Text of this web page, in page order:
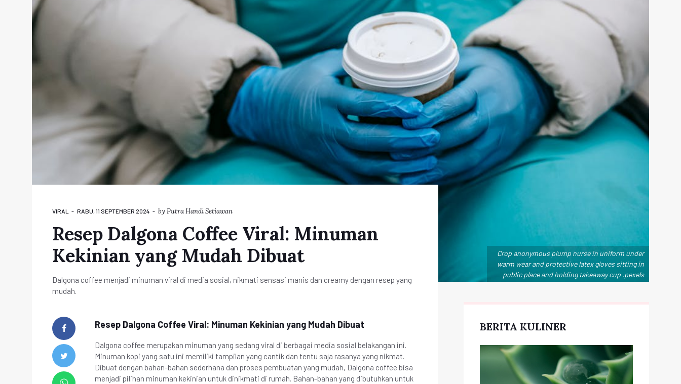
Crop anonymous plump nurse in uniform under
warm wear and protective latex gloves sitting in
public place and holding takeaway cup .pexels
VIRAL RABU, 11 SEPTEMBER 2024 by Putra Handi Setiawan
Resep Dalgona Coffee Viral: Minuman
Kekinian yang Mudah Dibuat
Dalgona coffee menjadi minuman viral di media sosial, nikmati sensasi manis dan creamy dengan resep yang
mudah.
Resep Dalgona Coffee Viral: Minuman Kekinian yang Mudah Dibuat
Dalgona coffee merupakan minuman yang sedang viral di berbagai media sosial belakangan ini.
Minuman kopi yang satu ini memiliki tampilan yang cantik dan tentu saja rasanya yang nikmat.
Dibuat dengan bahan-bahan sederhana dan proses pembuatan yang mudah, Dalgona coffee bisa
menjadi pilihan minuman kekinian untuk dinikmati di rumah. Bahan-bahan yang dibutuhkan untuk
BERITA KULINER